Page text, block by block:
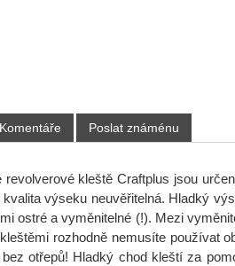
Komentáře Poslat známénu
revolverové kleště Craftplus jsou
kvalita výseku neuvěřitelná. Hladký
ostré a vyměnitelné (!). Mezi
rozhodně nemusíte používat
bez otřepů! Hladký chod kleští za